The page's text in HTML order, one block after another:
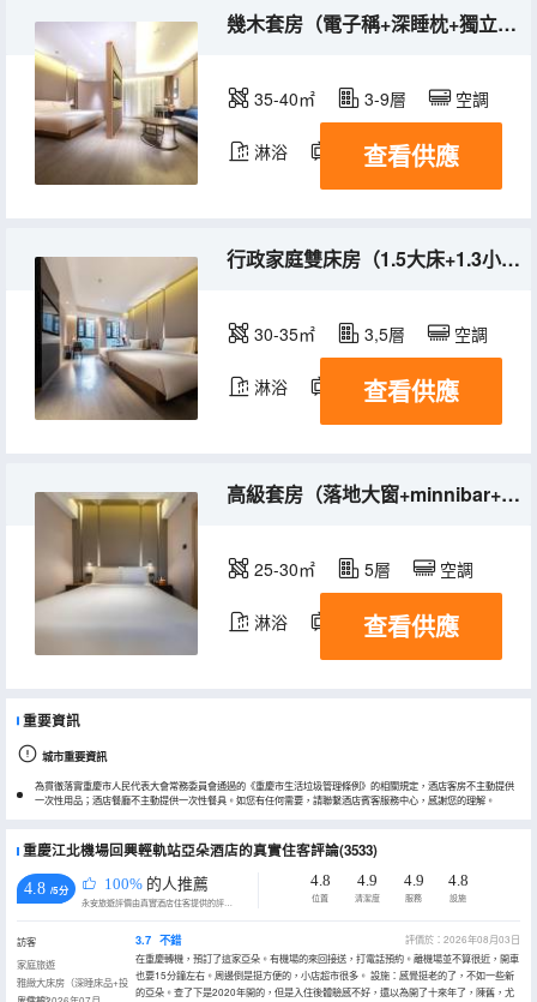
幾木套房（電子稱+深睡枕+獨立客廳+冰箱）
35-40㎡ 3-9層 空調
淋浴 電視機 冰箱
查看供應
行政家庭雙床房（1.5大床+1.3小床+高速吹風機）
30-35㎡ 3,5層 空調
淋浴 電視機
查看供應
高級套房（落地大窗+minnibar+高速吹風機）
25-30㎡ 5層 空調
淋浴 電視機
查看供應
重要資訊
城市重要資訊
為貫徹落實重慶市人民代表大會常務委員會通過的《重慶市生活垃圾管理條例》的相關規定，酒店客房不主動提供
一次性用品；酒店餐廳不主動提供一次性餐具。如您有任何需要，請聯繫酒店賓客服務中心，感謝您的理解。
重慶江北機場回興輕軌站亞朵酒店的真實住客評論(3533)
4.8 /5分 100% 的人推薦
永安旅遊評價由真實酒店住客提供的評價。
4.8
位置
4.9
清潔度
4.9
服務
4.8
設施
訪客
家庭旅遊
雅緻大床房（深睡床品+投
3.7 不錯
評價於：2026年08月03日
在重慶轉機，預訂了這家亞朵。有機場的來回接送，打電話預約。離機場並不算很近，開車
也要15分鐘左右。周邊倒是挺方便的，小店超市很多。 設施：感覺挺老的了，不如一些新
的亞朵。查了下是2020年開的，但是入住後體驗感不好，還以為開了十來年了，陳舊，尤